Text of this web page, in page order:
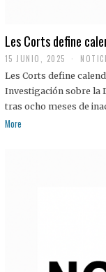
Les Corts define
15 JUNIO, 2025
Les Corts define
Investigación sobre la
tras ocho meses de
More